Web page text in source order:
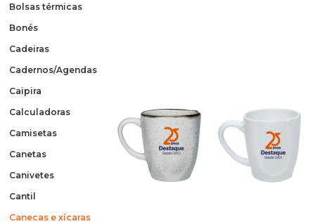
Bolsas térmicas
Bonés
Cadeiras
Cadernos/Agendas
Caipira
Calculadoras
Camisetas
Canetas
Canivetes
Cantil
Canecas e xícaras